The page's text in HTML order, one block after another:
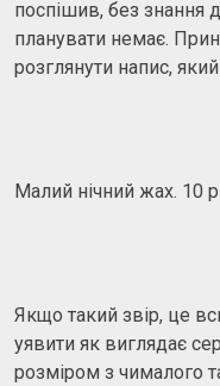
поспішив, без знання
планувати немає.
розглянути напис,
Малий нічний жах. 10
Якщо такий звір, це
уявити як виглядає
розміром з чималого